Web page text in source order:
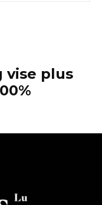
vise plus